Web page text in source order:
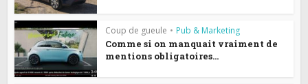
Coup de gueule • Pub & Marketing
Comme si on manquait vraiment de
mentions obligatoires...